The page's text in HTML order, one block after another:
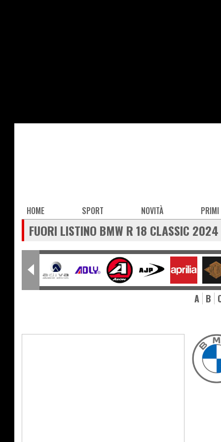
Main
navigation
HOME SPORT NOVITÀ PRIMI
FUORI LISTINO BMW R 18 CLASSIC 2024
A B